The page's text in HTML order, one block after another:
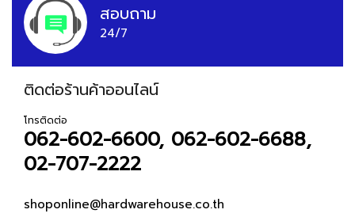
สอบถาม
24/7
ติดต่อร้านค้าออนไลน์
โทรติดต่อ
062-602-6600, 062-602-6688,
02-707-2222
shoponline@hardwarehouse.co.th